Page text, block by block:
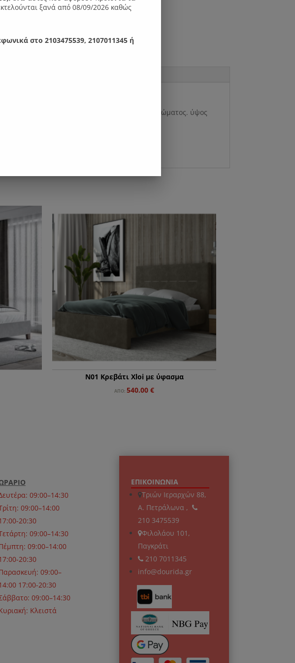
μήκος: +20 εκ. πλέον της διάστασης του στρώματος. ύψος
N01 Κρεβάτι Xloi με ύφασμα
ΑΠΌ:540.00€
09:00–14:30
09:00–14:00
20:30
09:00–14:30
09:00–14:00
20:30
09:00–
17:00-20:30
09:00–14:30
Κλειστά
ΕΠΙΚΟΙΝΩΝΙΑ
Τριών Ιεραρχών 88,
Α. Πετράλωνα ,
210 3475539
Φιλολάου 101,
Παγκράτι
210 7011345
info@dourida.gr
ξανά από 08/09/2026 καθώς
στο 2103475539, 2107011345 ή